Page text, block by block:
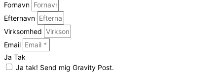
Fornavn
Efternavn
Virksomhed
Email
Ja Tak
Ja tak! Send mig Gravity Post.